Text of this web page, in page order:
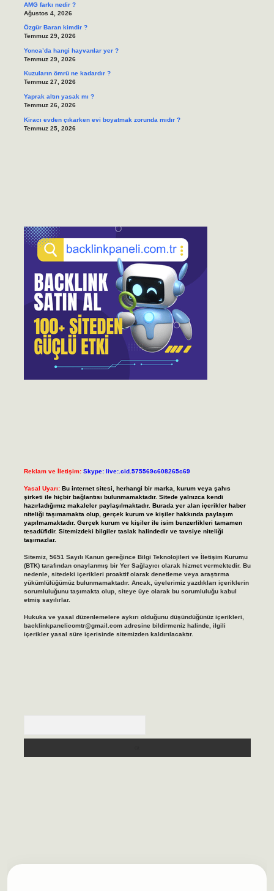
AMG farkı nedir ?
Ağustos 4, 2026
Özgür Baran kimdir ?
Temmuz 29, 2026
Yonca’da hangi hayvanlar yer ?
Temmuz 29, 2026
Kuzuların ömrü ne kadardır ?
Temmuz 27, 2026
Yaprak altın yasak mı ?
Temmuz 26, 2026
Kiracı evden çıkarken evi boyatmak zorunda mıdır ?
Temmuz 25, 2026
Reklam ve İletişim: Skype: live:.cid.575569c608265c69
Yasal Uyarı: Bu internet sitesi, herhangi bir marka, kurum veya şahıs
şirketi ile hiçbir bağlantısı bulunmamaktadır. Sitede yalnızca kendi
hazırladığımız makaleler paylaşılmaktadır. Burada yer alan içerikler haber
niteliği taşımamakta olup, gerçek kurum ve kişiler hakkında paylaşım
yapılmamaktadır. Gerçek kurum ve kişiler ile isim benzerlikleri tamamen
tesadüfidir. Sitemizdeki bilgiler taslak halindedir ve tavsiye niteliği
taşımazlar.
Sitemiz, 5651 Sayılı Kanun gereğince Bilgi Teknolojileri ve İletişim Kurumu
(BTK) tarafından onaylanmış bir Yer Sağlayıcı olarak hizmet vermektedir. Bu
nedenle, sitedeki içerikleri proaktif olarak denetleme veya araştırma
yükümlülüğümüz bulunmamaktadır. Ancak, üyelerimiz yazdıkları içeriklerin
sorumluluğunu taşımakta olup, siteye üye olarak bu sorumluluğu kabul
etmiş sayılırlar.
Hukuka ve yasal düzenlemelere aykırı olduğunu düşündüğünüz içerikleri,
backlinkpanelicomtr@gmail.comadresine bildirmeniz halinde, ilgili
içerikler yasal süre içerisinde sitemizden kaldırılacaktır.